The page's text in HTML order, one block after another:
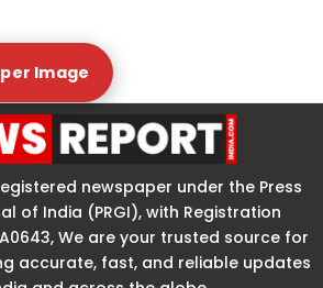
Image
newspaper under the Press
of India (PRGI), with Registration
We are your trusted source for
accurate, fast, and reliable updates